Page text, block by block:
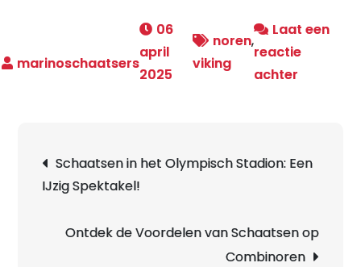
06
april
2025
noren,
viking
Laat een
reactie
achterop
van
op
Schaatsen in het Olympisch Stadion: Een
IJzig Spektakel!
Ontdek de Voordelen van Schaatsen op
Combinoren